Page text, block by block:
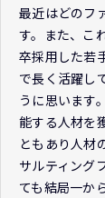
最近はどのフ
す。また、こ
卒採用した若
で長く活躍し
うに思います
能する人材を
ともあり人材
サルティング
ても結局一か